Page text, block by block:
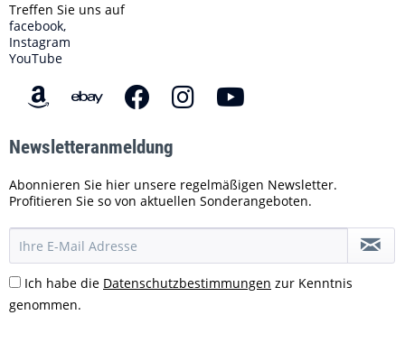
Treffen Sie uns auf
facebook,
Instagram
YouTube
Newsletteranmeldung
Abonnieren Sie hier unsere regelmäßigen Newsletter.
Profitieren Sie so von aktuellen Sonderangeboten.
Ich habe die Datenschutzbestimmungen zur Kenntnis
genommen.